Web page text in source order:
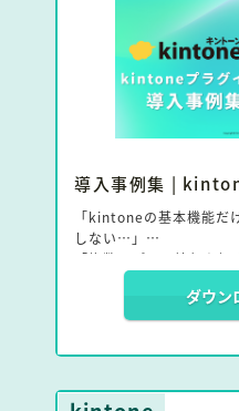
導入事例集 |
「kintoneの基本機能だ
しない…」
「複数アプリの情報を探
「データの入力や更新
そんなkintone運用の「
業種の企業がどのように
kintoneを自社業務に最
ダウン